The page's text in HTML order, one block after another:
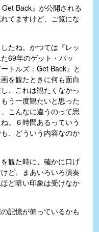
Back』が公開される
てますけど、ご覧にな
たね。かつては『レッ
69年のゲット・バッ
トルズ：Get Back』と
を観たときに何も面白
、これは観たくなかっ
う一度観たいと思った
こんなに違うのって思
。６時間あるっていう
、どういう内容なのか
観た時に、確かに口げ
ど、まあいろいろ演奏
ど暗い印象は受けなか
記憶が偏っているかも